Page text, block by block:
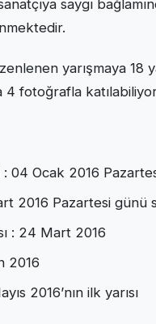
saygı
yarışmaya
4 fotoğrafla
: 04 Ocak 2016
2016 Pazartesi günü
: 24 Mart 2016
2016
2016’nın ilk yarısı